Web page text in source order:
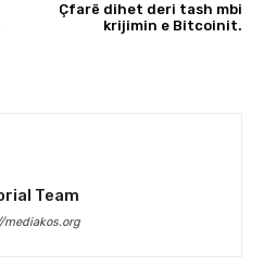
Çfarë dihet deri tash mbi
krijimin e Bitcoinit.
Team